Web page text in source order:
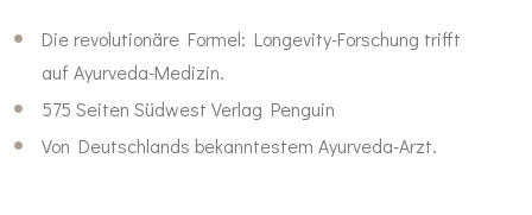
Die revolutionäre Formel: Longevity-Forschung trifft
auf Ayurveda-Medizin.
575 Seiten Südwest Verlag Penguin
Von Deutschlands bekanntestem Ayurveda-Arzt.
Abwehr stärken
Anti Stress
Sinn